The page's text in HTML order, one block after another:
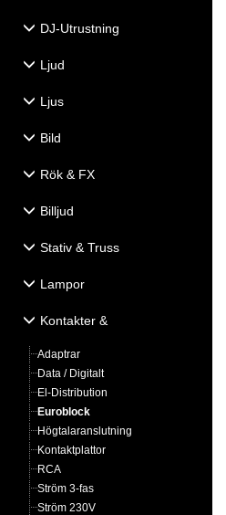
DJ-Utrustning
Ljud
Ljus
Bild
Rök & FX
Billjud
Stativ & Truss
Lampor
Kontakter &
Adaptrar
Data / Digitalt
El-Distribution
Euroblock
Högtalaranslutning
Kontaktplattor
RCA
Ström 3-fas
Ström 230V